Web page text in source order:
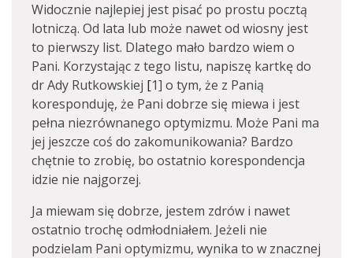
Widocznie najlepiej jest pisać po prostu pocztą
lotniczą. Od lata lub może nawet od wiosny jest
to pierwszy list. Dlatego mało bardzo wiem o
Pani. Korzystając z tego listu, napiszę kartkę do
dr Ady Rutkowskiej [1] o tym, że z Panią
koresponduję, że Pani dobrze się miewa i jest
pełna niezrównanego optymizmu. Może Pani ma
jej jeszcze coś do zakomunikowania? Bardzo
chętnie to zrobię, bo ostatnio korespondencja
idzie nie najgorzej.
Ja miewam się dobrze, jestem zdrów i nawet
ostatnio trochę odmłodniałem. Jeżeli nie
podzielam Pani optymizmu, wynika to w znacznej